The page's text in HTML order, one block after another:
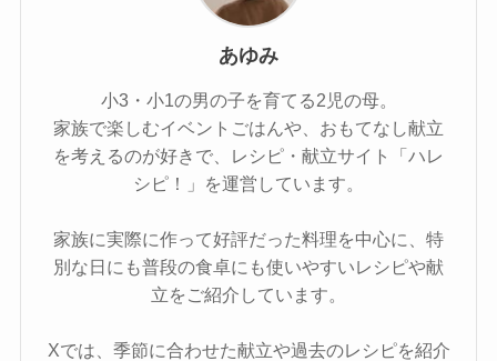
あゆみ
小3・小1の男の子を育てる2児の母。
家族で楽しむイベントごはんや、おもてなし献立
を考えるのが好きで、レシピ・献立サイト「ハレ
シピ！」を運営しています。
家族に実際に作って好評だった料理を中心に、特
別な日にも普段の食卓にも使いやすいレシピや献
立をご紹介しています。
Xでは、季節に合わせた献立や過去のレシピを紹介